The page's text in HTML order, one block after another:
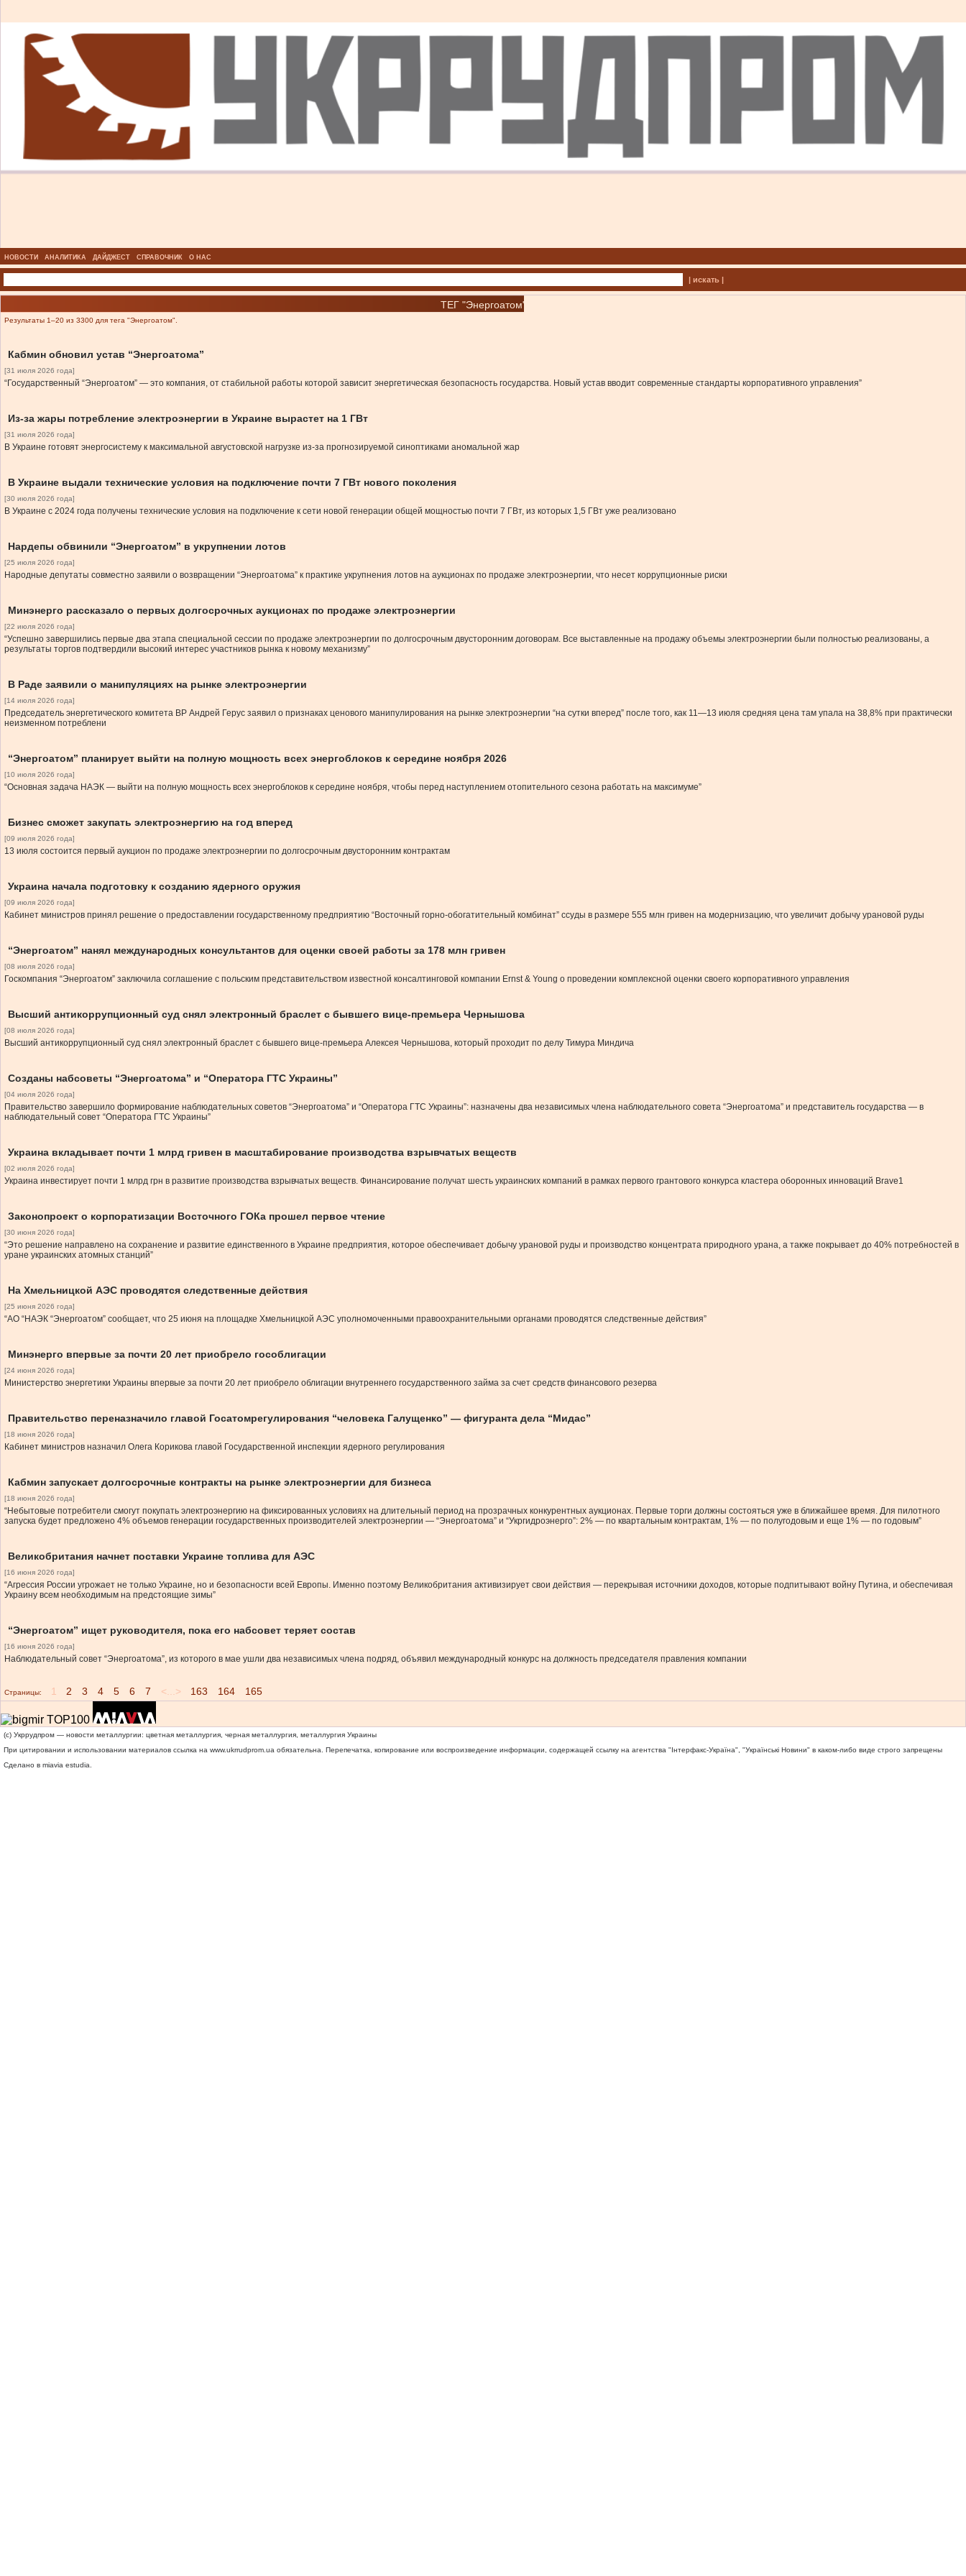
НОВОСТИ АНАЛИТИКА ДАЙДЖЕСТ СПРАВОЧНИК О НАС
| искать |
ТЕГ "Энергоатом"
Результаты 1–20 из 3300 для тега "Энергоатом".
Кабмин обновил устав “Энергоатома”
[31 июля 2026 года]
“Государственный “Энергоатом” — это компания, от стабильной работы которой зависит энергетическая безопасность государства. Новый устав вводит современные стандарты корпоративного управления”
Из-за жары потребление электроэнергии в Украине вырастет на 1 ГВт
[31 июля 2026 года]
В Украине готовят энергосистему к максимальной августовской нагрузке из-за прогнозируемой синоптиками аномальной жар
В Украине выдали технические условия на подключение почти 7 ГВт нового поколения
[30 июля 2026 года]
В Украине с 2024 года получены технические условия на подключение к сети новой генерации общей мощностью почти 7 ГВт, из которых 1,5 ГВт уже реализовано
Нардепы обвинили “Энергоатом” в укрупнении лотов
[25 июля 2026 года]
Народные депутаты совместно заявили о возвращении “Энергоатома” к практике укрупнения лотов на аукционах по продаже электроэнергии, что несет коррупционные риски
Минэнерго рассказало о первых долгосрочных аукционах по продаже электроэнергии
[22 июля 2026 года]
“Успешно завершились первые два этапа специальной сессии по продаже электроэнергии по долгосрочным двусторонним договорам. Все выставленные на продажу объемы электроэнергии были полностью реализованы, а
результаты торгов подтвердили высокий интерес участников рынка к новому механизму”
В Раде заявили о манипуляциях на рынке электроэнергии
[14 июля 2026 года]
Председатель энергетического комитета ВР Андрей Герус заявил о признаках ценового манипулирования на рынке электроэнергии “на сутки вперед” после того, как 11—13 июля средняя цена там упала на 38,8% при практически
неизменном потреблени
“Энергоатом” планирует выйти на полную мощность всех энергоблоков к середине ноября 2026
[10 июля 2026 года]
“Основная задача НАЭК — выйти на полную мощность всех энергоблоков к середине ноября, чтобы перед наступлением отопительного сезона работать на максимуме”
Бизнес сможет закупать электроэнергию на год вперед
[09 июля 2026 года]
13 июля состоится первый аукцион по продаже электроэнергии по долгосрочным двусторонним контрактам
Украина начала подготовку к созданию ядерного оружия
[09 июля 2026 года]
Кабинет министров принял решение о предоставлении государственному предприятию “Восточный горно-обогатительный комбинат” ссуды в размере 555 млн гривен на модернизацию, что увеличит добычу урановой руды
“Энергоатом” нанял международных консультантов для оценки своей работы за 178 млн гривен
[08 июля 2026 года]
Госкомпания “Энергоатом” заключила соглашение с польским представительством известной консалтинговой компании Ernst & Young о проведении комплексной оценки своего корпоративного управления
Высший антикоррупционный суд снял электронный браслет с бывшего вице-премьера Чернышова
[08 июля 2026 года]
Высший антикоррупционный суд снял электронный браслет с бывшего вице-премьера Алексея Чернышова, который проходит по делу Тимура Миндича
Созданы набсоветы “Энергоатома” и “Оператора ГТС Украины”
[04 июля 2026 года]
Правительство завершило формирование наблюдательных советов “Энергоатома” и “Оператора ГТС Украины”: назначены два независимых члена наблюдательного совета “Энергоатома” и представитель государства — в
наблюдательный совет “Оператора ГТС Украины”
Украина вкладывает почти 1 млрд гривен в масштабирование производства взрывчатых веществ
[02 июля 2026 года]
Украина инвестирует почти 1 млрд грн в развитие производства взрывчатых веществ. Финансирование получат шесть украинских компаний в рамках первого грантового конкурса кластера оборонных инноваций Brave1
Законопроект о корпоратизации Восточного ГОКа прошел первое чтение
[30 июня 2026 года]
“Это решение направлено на сохранение и развитие единственного в Украине предприятия, которое обеспечивает добычу урановой руды и производство концентрата природного урана, а также покрывает до 40% потребностей в
уране украинских атомных станций”
На Хмельницкой АЭС проводятся следственные действия
[25 июня 2026 года]
“АО “НАЭК “Энергоатом” сообщает, что 25 июня на площадке Хмельницкой АЭС уполномоченными правоохранительными органами проводятся следственные действия”
Минэнерго впервые за почти 20 лет приобрело гособлигации
[24 июня 2026 года]
Министерство энергетики Украины впервые за почти 20 лет приобрело облигации внутреннего государственного займа за счет средств финансового резерва
Правительство переназначило главой Госатомрегулирования “человека Галущенко” — фигуранта дела “Мидас”
[18 июня 2026 года]
Кабинет министров назначил Олега Корикова главой Государственной инспекции ядерного регулирования
Кабмин запускает долгосрочные контракты на рынке электроэнергии для бизнеса
[18 июня 2026 года]
“Небытовые потребители смогут покупать электроэнергию на фиксированных условиях на длительный период на прозрачных конкурентных аукционах. Первые торги должны состояться уже в ближайшее время. Для пилотного
запуска будет предложено 4% объемов генерации государственных производителей электроэнергии — “Энергоатома” и “Укргидроэнерго”: 2% — по квартальным контрактам, 1% — по полугодовым и еще 1% — по годовым”
Великобритания начнет поставки Украине топлива для АЭС
[16 июня 2026 года]
“Агрессия России угрожает не только Украине, но и безопасности всей Европы. Именно поэтому Великобритания активизирует свои действия — перекрывая источники доходов, которые подпитывают войну Путина, и обеспечивая
Украину всем необходимым на предстоящие зимы”
“Энергоатом” ищет руководителя, пока его набсовет теряет состав
[16 июня 2026 года]
Наблюдательный совет “Энергоатома”, из которого в мае ушли два независимых члена подряд, объявил международный конкурс на должность председателя правления компании
Страницы: 1 2 3 4 5 6 7 <...> 163 164 165
(c) Укррудпром — новости металлургии: цветная металлургия, черная металлургия, металлургия Украины
При цитировании и использовании материалов ссылка на www.ukrrudprom.ua обязательна. Перепечатка, копирование или воспроизведение информации, содержащей ссылку на агентства "Iнтерфакс-Україна", "Українськi Новини" в каком-либо виде строго запрещены
Сделано в miavia estudia.